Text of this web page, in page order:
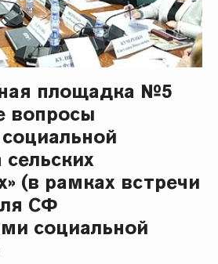
площадка №5
вопросы
(в рамках встречи
СФ
социальной